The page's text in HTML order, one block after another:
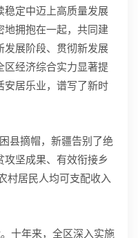
稳定中迈上高质量发展
地拥抱在一起，共同建
发展阶段、贯彻新发展
经济综合实力显著提
安居乐业，谱写了新时
县摘帽，新疆告别了绝
坚成果、有效衔接乡
村居民人均可支配收入
十年来，全区深入实施